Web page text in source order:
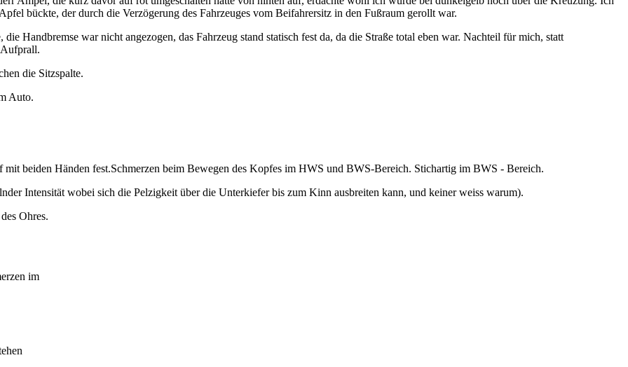
bückte, der durch die Verzögerung des Fahrzeuges vom Beifahrersitz in den Fußraum gerollt war.
Handbremse war nicht angezogen, das Fahrzeug stand statisch fest da, da die Straße total eben war. Nachteil für mich, statt
Aufprall.
die Sitzspalte.
Auto.
beiden Händen fest.Schmerzen beim Bewegen des Kopfes im HWS und BWS-Bereich. Stichartig im BWS - Bereich.
Intensität wobei sich die Pelzigkeit über die Unterkiefer bis zum Kinn ausbreiten kann, und keiner weiss warum).
Ohres.
im